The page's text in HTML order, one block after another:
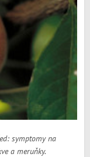
symptomy na
a meruňky.